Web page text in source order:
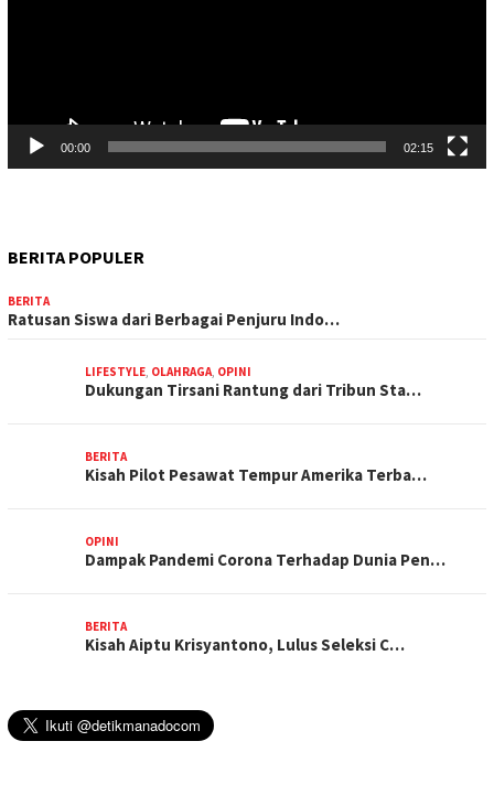
00:00 02:15
BERITA POPULER
BERITA
Ratusan Siswa dari Berbagai Penjuru Indo…
LIFESTYLE, OLAHRAGA, OPINI
Dukungan Tirsani Rantung dari Tribun Sta…
BERITA
Kisah Pilot Pesawat Tempur Amerika Terba…
OPINI
Dampak Pandemi Corona Terhadap Dunia Pen…
BERITA
Kisah Aiptu Krisyantono, Lulus Seleksi C…